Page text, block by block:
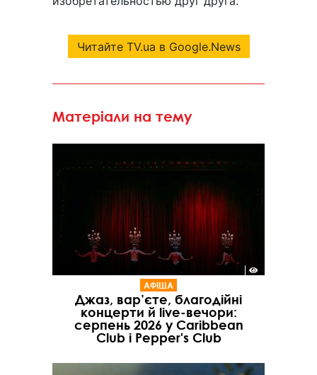
Читайте TV.ua в Google.News
Матеріали на тему
АФІША
Джаз, вар’єте, благодійні
концерти й live-вечори:
серпень 2026 у Caribbean
Club і Pepper's Club